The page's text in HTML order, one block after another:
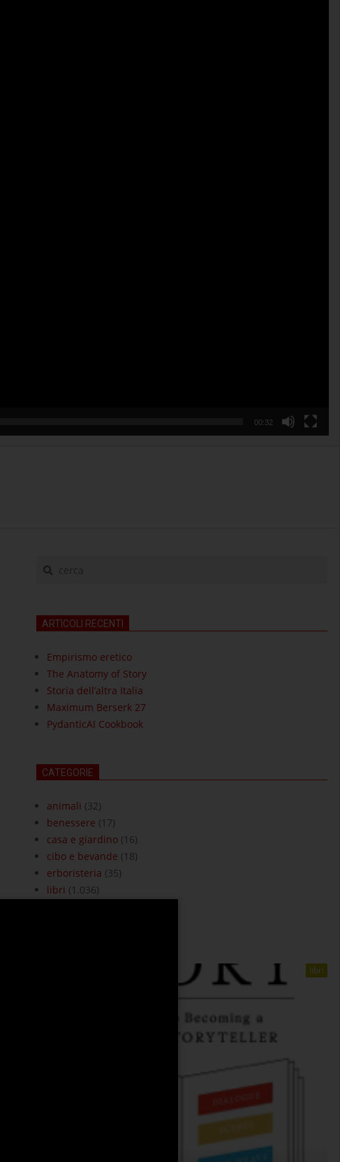
00:32
cerca
ARTICOLI RECENTI
Empirismo eretico
The Anatomy of Story
Storia dell’altra Italia
Maximum Berserk 27
PydanticAI Cookbook
CATEGORIE
animali (32)
benessere (17)
casa e giardino(16)
cibo e bevande (18)
erboristeria (35)
libri (1.036)
libri